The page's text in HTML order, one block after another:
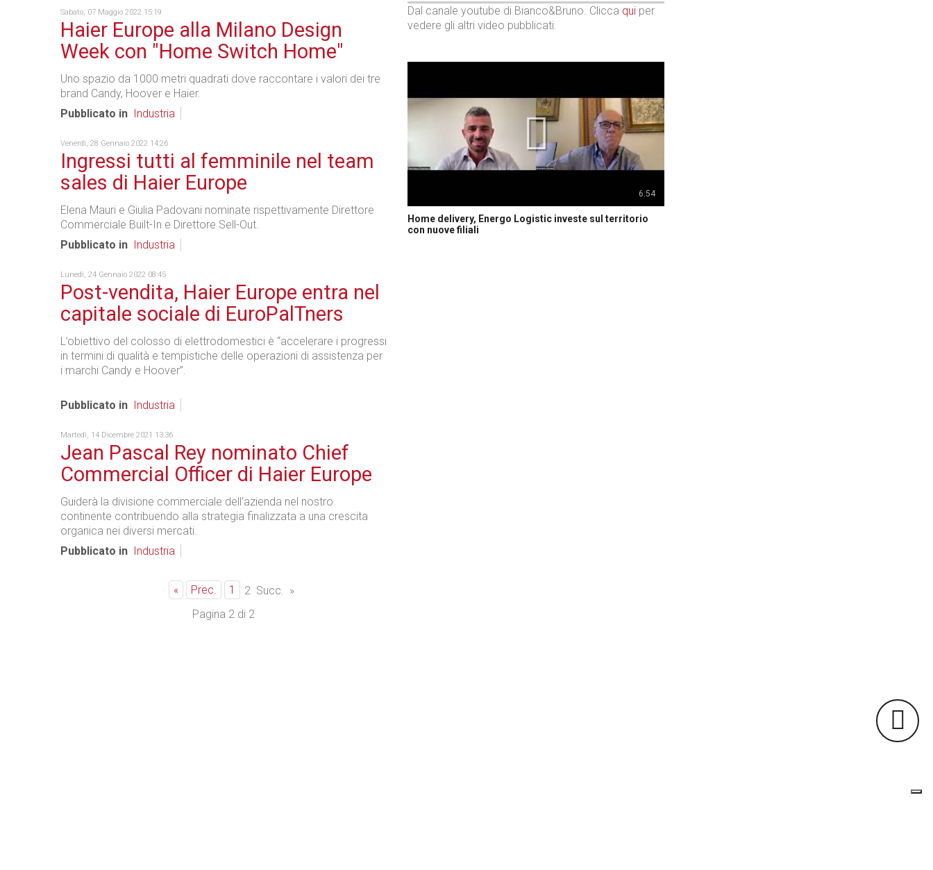
Sabato, 07 Maggio 2022 15:19
Haier Europe alla Milano Design
Week con "Home Switch Home"
Uno spazio da 1000 metri quadrati dove raccontare i valori dei tre
brand Candy, Hoover e Haier.
Pubblicato in
Industria
Venerdì, 28 Gennaio 2022 14:26
Ingressi tutti al femminile nel team
sales di Haier Europe
Elena Mauri e Giulia Padovani nominate rispettivamente Direttore
Commerciale Built-In e Direttore Sell-Out.
Pubblicato in
Industria
Lunedì, 24 Gennaio 2022 08:45
Post-vendita, Haier Europe entra nel
capitale sociale di EuroPalTners
L’obiettivo del colosso di elettrodomestici è “accelerare i progressi
in termini di qualità e tempistiche delle operazioni di assistenza per
i marchi Candy e Hoover”.
Pubblicato in Industria
Martedì, 14 Dicembre 2021 13:36
Jean Pascal Rey nominato Chief
Commercial Officer di Haier Europe
Guiderà la divisione commerciale dell'azienda nel nostro
continente contribuendo alla strategia finalizzata a una crescita
organica nei diversi mercati.
Pubblicato in
Industria
« Prec. 1 2 Succ. »
Pagina 2 di 2
Dal canale youtube di Bianco&Bruno. Clicca qui per
vedere gli altri video pubblicati.
6:54
Home delivery, Energo Logistic investe sul territorio
con nuove filiali